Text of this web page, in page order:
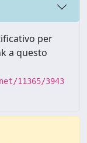
per
a questo
11365/3943